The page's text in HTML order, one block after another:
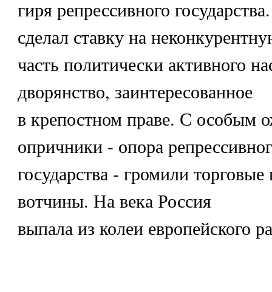
гиря репрессивного
сделал ставку на
часть политически активного
дворянство, заинтересованное
в крепостном праве. С особым
опричники - опора
государства - громили торговые
вотчины. На века Россия
выпала из колеи европейского